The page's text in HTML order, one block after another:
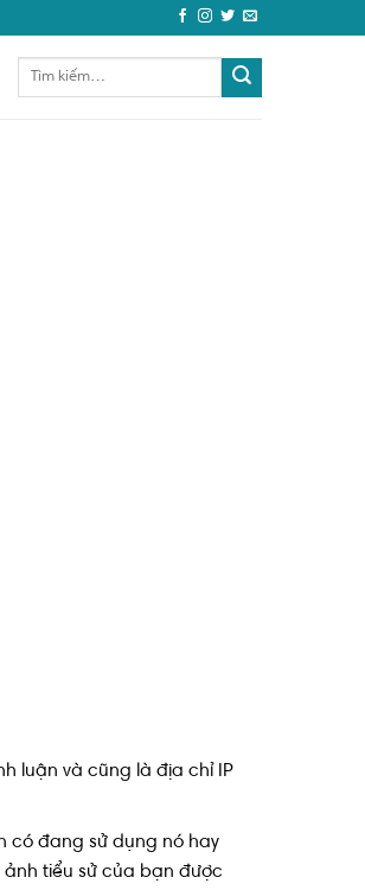
luận và cũng là địa chỉ IP
có đang sử dụng nó hay
tiểu sử của bạn được